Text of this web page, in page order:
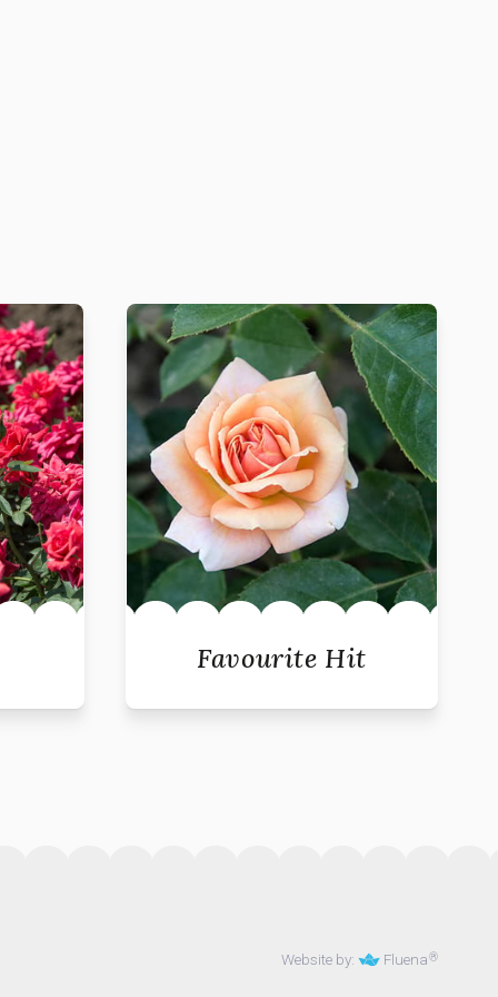
Favourite Hit
Website by: Fluena ®